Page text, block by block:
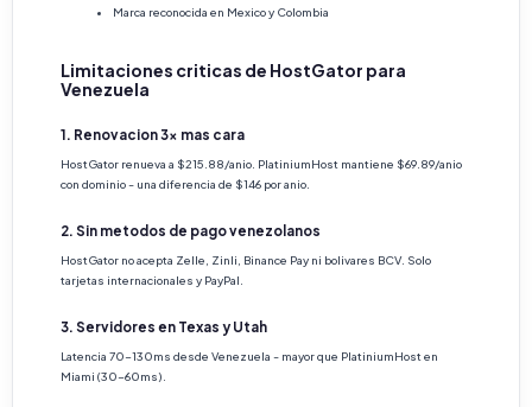
Marca reconocida en Mexico y Colombia
Limitaciones criticas de HostGator para
Venezuela
1. Renovacion 3x mas cara
HostGator renueva a $215.88/anio. PlatiniumHost mantiene $69.89/anio
con dominio - una diferencia de $146 por anio.
2. Sin metodos de pago venezolanos
HostGator no acepta Zelle, Zinli, Binance Pay ni bolivares BCV. Solo
tarjetas internacionales y PayPal.
3. Servidores en Texas y Utah
Latencia 70-130ms desde Venezuela - mayor que PlatiniumHost en
Miami (30-60ms).